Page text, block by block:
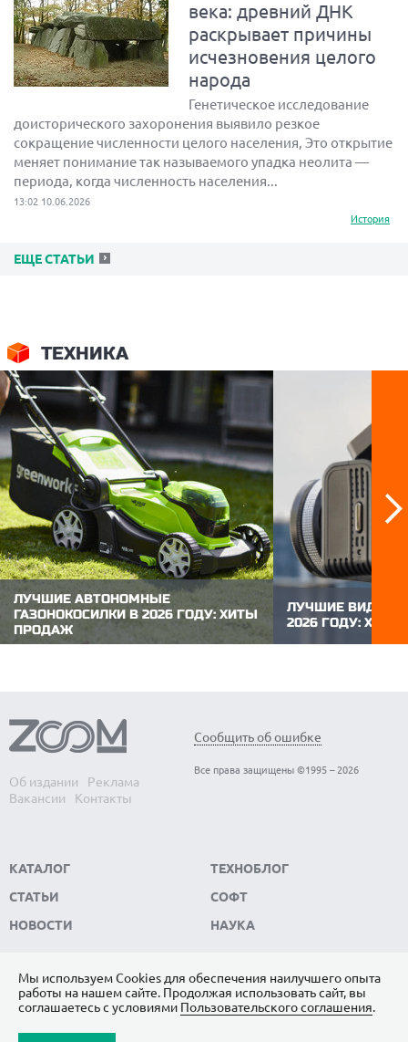
века: древний ДНК
раскрывает причины
исчезновения целого
народа
Генетическое исследование
доисторического захоронения выявило резкое
сокращение численности целого населения, Это открытие
меняет понимание так называемого упадка неолита —
периода, когда численность населения...
13:02 10.06.2026
История
ЕЩЕ СТАТЬИ
ТЕХНИКА
ЛУЧШИЕ АВТОНОМНЫЕ
ГАЗОНОКОСИЛКИ В 2026 ГОДУ: ХИТЫ
ПРОДАЖ
Аккумуляторные газонокосилки не
ZOOM.CNews выбрала самые популярные
модели автономных газонокосилок,
которые...
ЛУЧШИЕ
2026 ГОДУ:
пользуются...
Об издании
Реклама
Вакансии
Контакты
Сообщить об ошибке
Все права защищены ©1995 – 2026
КАТАЛОГ
СТАТЬИ
НОВОСТИ
ТЕХНОБЛОГ
СОФТ
НАУКА
ПОДПИШИТЕСЬ НА НАС
ЯНДЕКС.ДЗЕН
Мы используем Сookies для обеспечения наилучшего опыта
работы на нашем сайте. Продолжая использовать сайт, вы
соглашаетесь с условиями Пользовательского соглашения.